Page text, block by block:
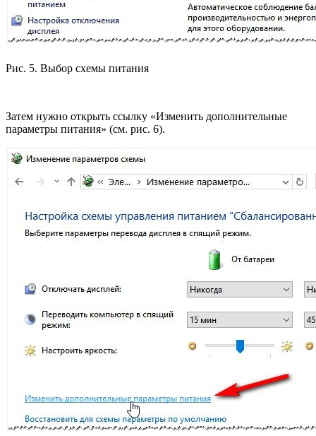
Рис. 5. Выбор схемы питания
Затем нужно открыть ссылку «Изменить дополнительные
параметры питания» (см. рис. 6).